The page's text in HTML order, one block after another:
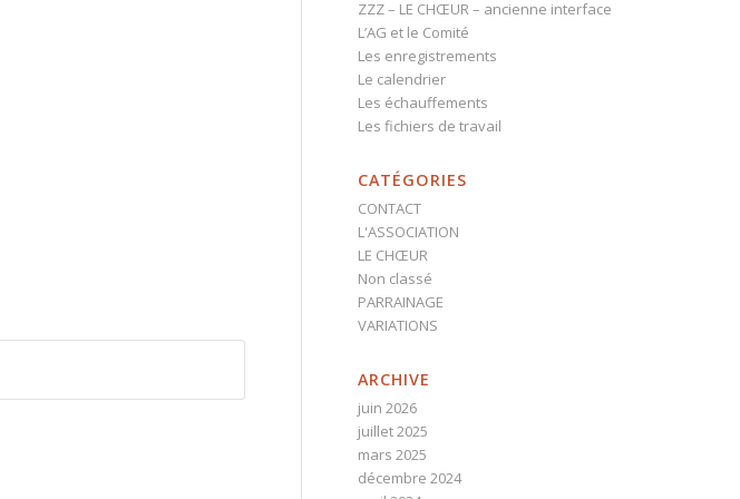
ZZZ – LE CHŒUR – ancienne interface
L’AG et le Comité
Les enregistrements
Le calendrier
Les échauffements
Les fichiers de travail
CATÉGORIES
CONTACT
L'ASSOCIATION
LE CHŒUR
Non classé
PARRAINAGE
VARIATIONS
ARCHIVE
juin 2026
juillet 2025
mars 2025
décembre 2024